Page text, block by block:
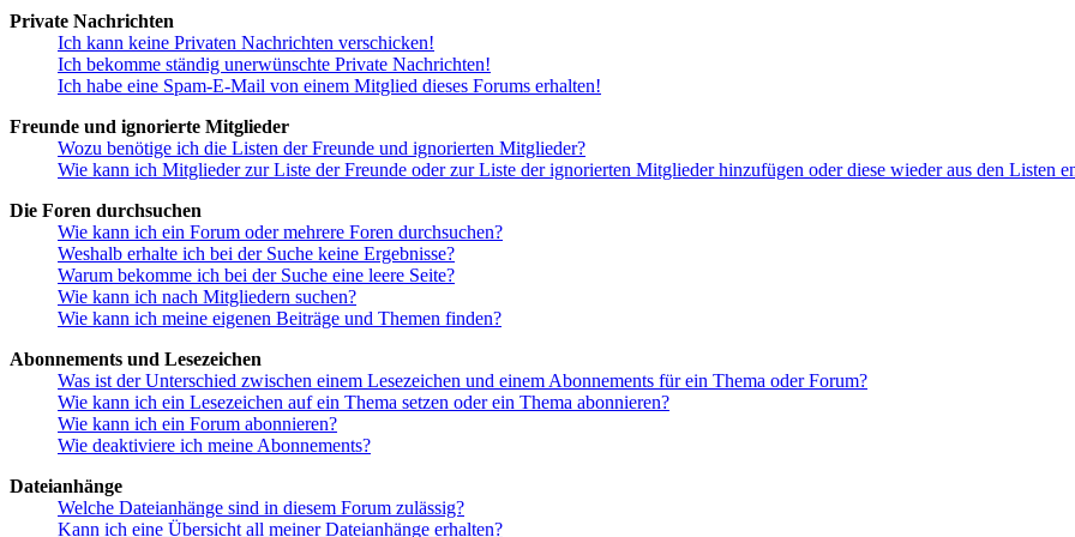
Private Nachrichten
Ich kann keine Privaten Nachrichten verschicken!
Ich bekomme ständig unerwünschte Private Nachrichten!
Ich habe eine Spam-E-Mail von einem Mitglied dieses Forums erhalten!
Freunde und ignorierte Mitglieder
Wozu benötige ich die Listen der Freunde und ignorierten Mitglieder?
Wie kann ich Mitglieder zur Liste der Freunde oder zur Liste der ignorierten Mitglieder hinzufügen oder diese wieder aus den Listen
Die Foren durchsuchen
Wie kann ich ein Forum oder mehrere Foren durchsuchen?
Weshalb erhalte ich bei der Suche keine Ergebnisse?
Warum bekomme ich bei der Suche eine leere Seite?
Wie kann ich nach Mitgliedern suchen?
Wie kann ich meine eigenen Beiträge und Themen finden?
Abonnements und Lesezeichen
Was ist der Unterschied zwischen einem Lesezeichen und einem Abonnements für ein Thema oder Forum?
Wie kann ich ein Lesezeichen auf ein Thema setzen oder ein Thema abonnieren?
Wie kann ich ein Forum abonnieren?
Wie deaktiviere ich meine Abonnements?
Dateianhänge
Welche Dateianhänge sind in diesem Forum zulässig?
Kann ich eine Übersicht all meiner Dateianhänge erhalten?